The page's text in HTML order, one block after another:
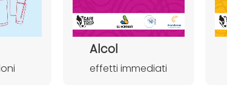
Alcol
effetti immediati